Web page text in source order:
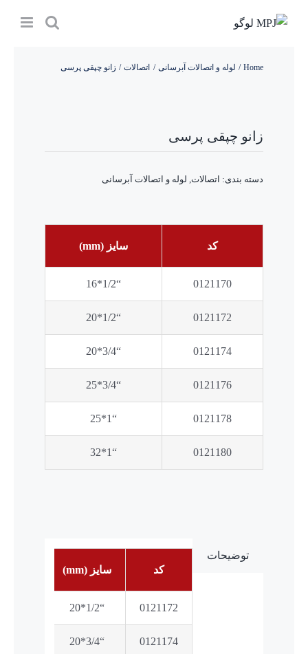
Home لوله و اتصالات آبرسانی اتصالات زانو چپقی پرسی
زانو چپقی پرسی
دسته بندی: اتصالات, لوله و اتصالات آبرسانی
کد سایز (mm)
0121170
“1/2*16
0121172
“1/2*20
0121174
“3/4*20
0121176
“3/4*25
0121178
“1*25
0121180
“1*32
توضیحات
کد
سایز (mm)
0121172
“1/2*20
0121174
“3/4*20